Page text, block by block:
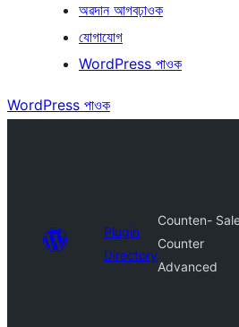
অৱদান আগবঢ়াওক
যোগাযোগ
WordPress পাওক
WordPress পাওক
Plugin
Directory
Counten-
Counter
Advanced